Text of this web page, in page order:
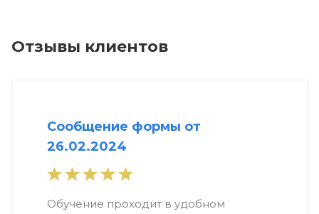
Отзывы клиентов
Сообщение формы от
26.02.2024
Обучение проходит в удобном